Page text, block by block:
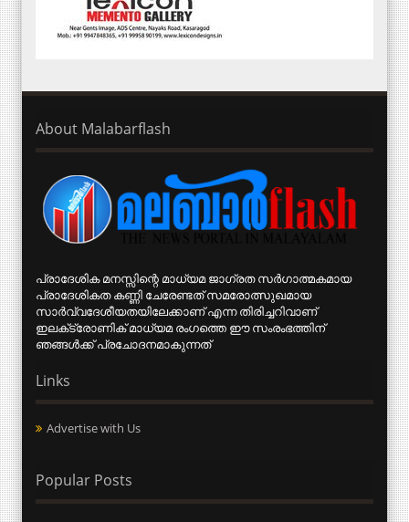
About Malabarflash
പ്രാദേശിക മനസ്സിന്റെ മാധ്യമ ജാഗ്രത സര്‍ഗാത്മകമായ
പ്രാദേശികത കണ്ണി ചേരേണ്ടത് സമരോത്സുഖമായ
സാര്‍വ്വദേശീയതയിലേക്കാണ് എന്ന തിരിച്ചറിവാണ്
ഇലക്‌ട്രോണിക് മാധ്യമ രംഗത്തെ ഈ സംരംഭത്തിന്
ഞങ്ങള്‍ക്ക് പ്രചോദനമാകുന്നത്
Links
Advertise with Us
Popular Posts